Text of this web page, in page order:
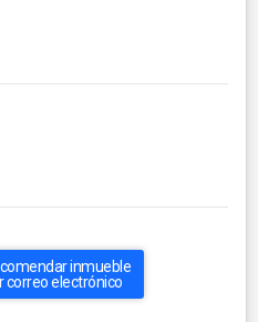
inmueble
correo electrónico